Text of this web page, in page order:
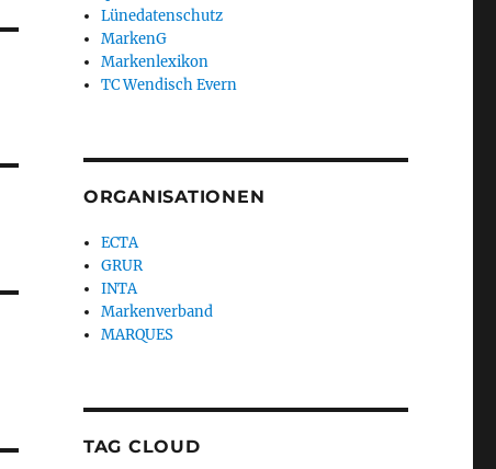
Lünedatenschutz
MarkenG
Markenlexikon
TC Wendisch Evern
ORGANISATIONEN
ECTA
GRUR
INTA
Markenverband
MARQUES
TAG CLOUD